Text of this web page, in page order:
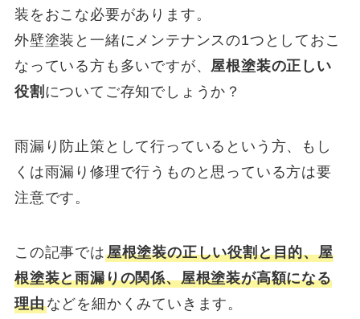
装をおこな必要があります。
外壁塗装と一緒にメンテナンスの1つとしておこ
なっている方も多いですが、 屋根塗装の正しい
役割 についてご存知でしょうか？
雨漏り防止策として行っているという方、もし
くは雨漏り修理で行うものと思っている方は要
注意です。
この記事では屋根塗装の正しい役割と目的、屋
根塗装と雨漏りの関係、屋根塗装が高額になる
理由などを細かくみていきます。